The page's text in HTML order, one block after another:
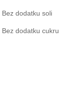
Bez dodatku soli
Bez dodatku cukru